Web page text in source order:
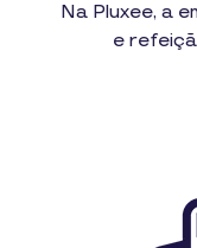
Na Pluxee, a
e